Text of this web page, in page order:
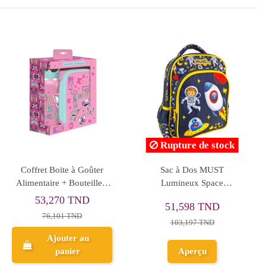
Coffret Boite à Goûter
Alimentaire + Bouteille à
Eau en Aluminium Must
53,270 TND
76,101 TND
Ajouter au
panier
نور المشرق الامتحانات -
الثلاثي الثالث - 1 اساسي
7,650 TND
Ajouter au
panier